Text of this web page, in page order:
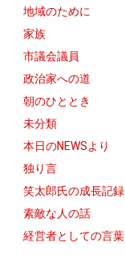
地域のために
家族
市議会議員
政治家への道
朝のひととき
未分類
本日のNEWSより
独り言
笑太郎氏の成長記録
素敵な人の話
経営者としての言葉